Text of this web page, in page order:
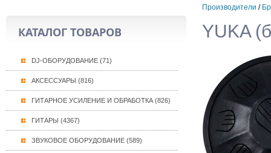
КАТАЛОГ ТОВАРОВ
DJ-ОБОРУДОВАНИЕ (71)
АКСЕССУАРЫ (816)
ГИТАРНОЕ УСИЛЕНИЕ И ОБРАБОТКА (826)
ГИТАРЫ (4367)
ЗВУКОВОЕ ОБОРУДОВАНИЕ (589)
Производители /
YUKA